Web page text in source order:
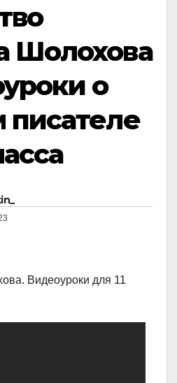
Шолохова
о
писателе